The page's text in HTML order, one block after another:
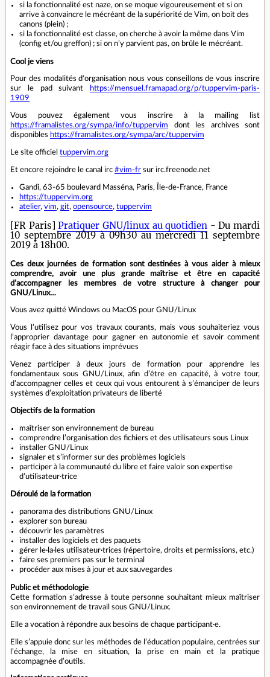
si la fonctionnalité est naze, on se moque vigoureusement et si on
arrive à convaincre le mécréant de la supériorité de Vim, on boit des
canons (plein) ;
si la fonctionnalité est classe, on cherche à avoir la même dans Vim
(config et/ou greffon) ; si on n’y parvient pas, on brûle le mécréant.
Cool je viens
Pour des modalités d'organisation nous vous conseillons de vous inscrire
sur le pad suivant
https://mensuel.framapad.org/p/tuppervim-paris-
1909
Vous pouvez également vous inscrire à la mailing list
https://framalistes.org/sympa/info/tuppervim dont les archives sont
disponibles https://framalistes.org/sympa/arc/tuppervim
Le site officiel tuppervim.org
Et encore rejoindre le canal irc #vim-fr sur irc.freenode.net
Gandi, 63-65 boulevard Masséna, Paris, Île-de-France, France
https://tuppervim.org
atelier, vim, git, opensource, tuppervim
[FR Paris]Pratiquer GNU/linux au quotidien - Du mardi
10 septembre 2019 à 09h30 au mercredi 11 septembre
2019 à 18h00.
Ces deux journées de formation sont destinées à vous aider à mieux
comprendre, avoir une
plus grande maîtrise et être en capacité
d’accompagner les membres de votre structure à changer pour
GNU/Linux…
Vous avez quitté Windows ou MacOS pour GNU/Linux
Vous l’utilisez pour vos travaux courants, mais vous souhaiteriez vous
l’approprier davantage pour gagner en autonomie et savoir comment
réagir face à des situations imprévues
Venez participer à deux jours de formation pour apprendre les
fondamentaux sous GNU/Linux, afin d’être en capacité, à votre tour,
d’accompagner celles et ceux qui vous entourent à s’émanciper de leurs
systèmes d’exploitation privateurs de liberté
Objectifs de la formation
maîtriser son environnement de bureau
comprendre l’organisation des fichiers et des utilisateurs sous Linux
installer GNU/Linux
signaler et s’informer sur des problèmes logiciels
participer à la communauté du libre et faire valoir son expertise
d’utilisateur·trice
Déroulé de la formation
panorama des distributions GNU/Linux
explorer son bureau
découvrir les paramètres
installer des logiciels et des paquets
gérer le·la·les utilisateur·trices (répertoire, droits et permissions, etc.)
faire ses premiers pas sur le terminal
procéder aux mises à jour et aux sauvegardes
Public et méthodologie
Cette formation s’adresse à toute personne souhaitant mieux maîtriser
son environnement de travail sous GNU/Linux.
Elle a vocation à répondre aux besoins de chaque participant·e.
Elle s’appuie donc sur les méthodes de l’éducation populaire, centrées sur
l’échange, la mise en situation, la prise en main et la pratique
accompagnée d’outils.